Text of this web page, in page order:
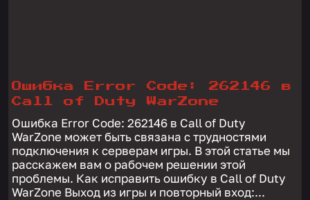
Ошибка Error Code: 262146 в
Call of Duty WarZone
Ошибка Error Code: 262146 в Call of Duty
WarZone может быть связана с трудностями
подключения к серверам игры. В этой статье мы
расскажем вам о рабочем решении этой
проблемы. Как исправить ошибку в Call of Duty
WarZone Выход из игры и повторный вход:...